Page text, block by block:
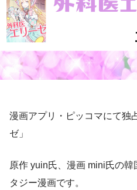
漫画アプリ・ピッコマにて独
ゼ」
原作 yuin氏、漫画 mini氏の
タジー漫画です。